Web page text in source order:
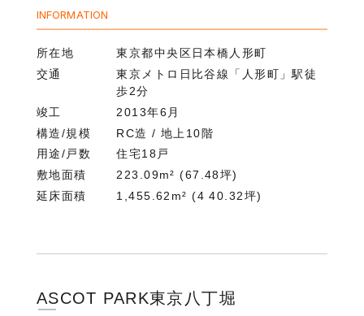
INFORMATION
所在地
東京都中央区日本橋人形町
交通
東京メトロ日比谷線「人形町」駅徒
歩2分
竣工
2013年6月
構造/規模
RC造 / 地上10階
用途/戸数
住宅18戸
敷地面積
223.09m² (67.48坪)
延床面積
1,455.62m² (4 40.32坪)
ASCOT PARK東京八丁堀